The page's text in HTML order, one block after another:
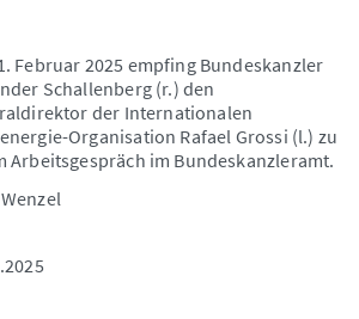
Februar 2025 empfing Bundeskanzler
Schallenberg (r.) den
der Internationalen
Organisation Rafael Grossi (l.) zu
Arbeitsgespräch im Bundeskanzleramt.